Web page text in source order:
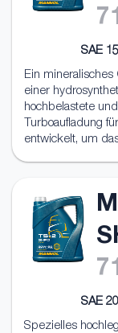
SAE
Ein
einer
hochbelastete
Turboaufladung
entwickelt, um
SAE
Spezielles